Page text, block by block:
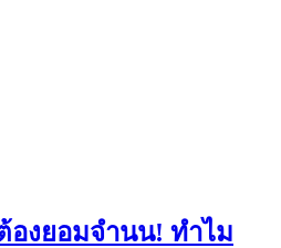
งยอมจำนน! ทำไม